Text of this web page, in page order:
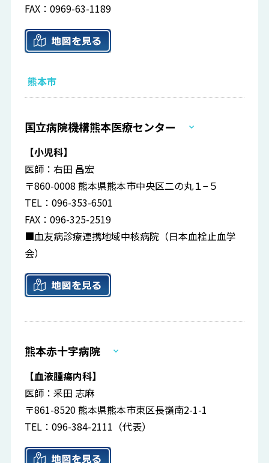
FAX：0969-63-1189
熊本市
国立病院機構熊本医療センター
【小児科】
医師：右田 昌宏
〒860-0008 熊本県熊本市中央区二の丸１−５
TEL：096-353-6501
FAX：096-325-2519
■血友病診療連携地域中核病院（日本血栓止血学
会）
熊本赤十字病院
【血液腫瘍内科】
医師：釆田 志麻
〒861-8520 熊本県熊本市東区長嶺南2-1-1
TEL：096-384-2111（代表）